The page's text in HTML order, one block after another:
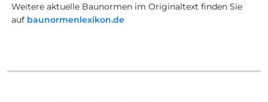
Weitere aktuelle Baunormen im Originaltext finden Sie
auf baunormenlexikon.de